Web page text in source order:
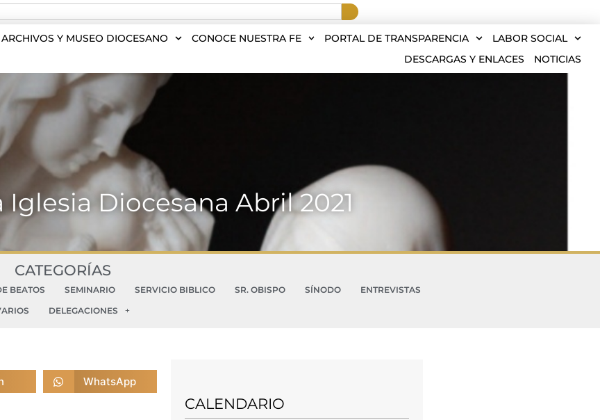
ARCHIVOS Y MUSEO DIOCESANO CONOCE NUESTRA FE PORTAL DE TRANSPARENCIA
LABOR SOCIAL
DESCARGAS Y ENLACES
NOTICIAS
Iglesia Diocesana Abril 2021
CATEGORÍAS
BEATOS SEMINARIO SERVICIO BIBLICO SR. OBISPO SÍNODO
ENTREVISTAS
DELEGACIONES
WhatsApp
CALENDARIO